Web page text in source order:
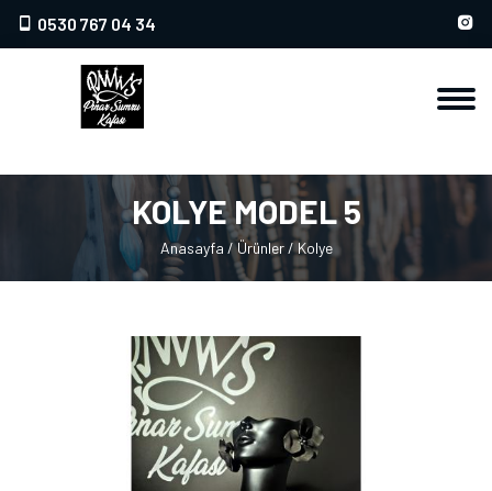
0530 767 04 34
KOLYE MODEL 5
Anasayfa /Ürünler /Kolye